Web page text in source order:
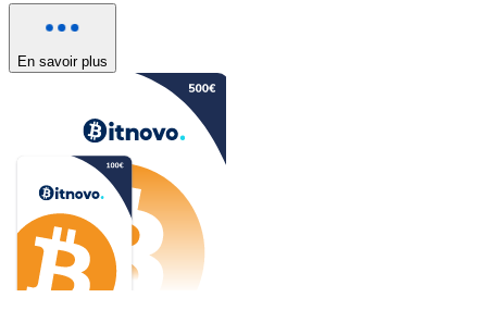
En savoir plus